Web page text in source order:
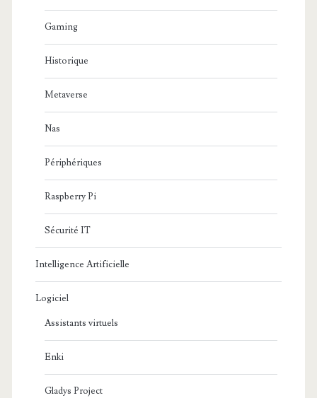
Gaming
Historique
Metaverse
Nas
Périphériques
Raspberry Pi
Sécurité IT
Intelligence Artificielle
Logiciel
Assistants virtuels
Enki
Gladys Project